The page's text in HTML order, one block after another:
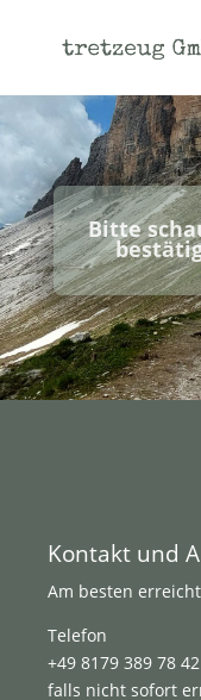
Bitte
Kontakt und
Am besten
Telefon
+49 8179 389 78 42
falls nicht sofort